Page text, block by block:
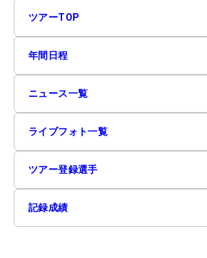
ツアーTOP
年間日程
ニュース一覧
ライブフォト一覧
ツアー登録選手
記録成績